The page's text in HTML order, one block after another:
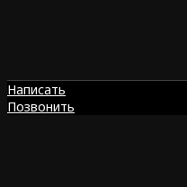
Написать
Позвонить